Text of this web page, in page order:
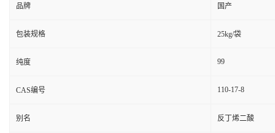
品牌 国产
包装规格 25kg/袋
纯度 99
CAS编号 110-17-8
别名 反丁烯二酸